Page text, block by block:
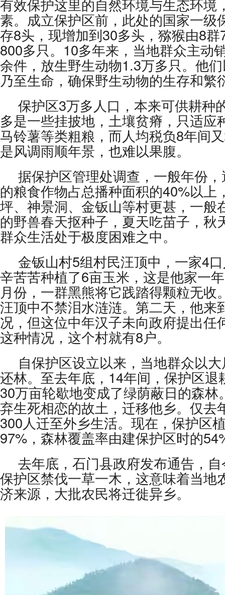
有效保护这里的自然环境与生态环境
素。成立保护区前，此处的国家一级
存8头，现增加到30多头，猕猴由8
800多只。10多年来，当地群众主动
余件，放生野生动物1.3万多只。他
乃至生命，确保野生动物的生存和繁
保护区3万多人口，本来可供耕种
多是一些挂披地，土壤贫瘠，只适应
马铃薯等类粗粮，而人均税负8年间
是风调雨顺年景，也难以果腹。
据保护区管理处调查，一般年份
的粮食作物占总播种面积的40%以上
坪、神景洞、金钣山等村更甚，一般
的野兽春天抠种子，夏天吃苗子，秋
群众生活处于极度困难之中。
金钣山村5组村民汪顶中，一家4
辛苦苦种植了6亩玉米，这是他家一
月份，一群黑熊将它践踏得颗粒无收
汪顶中不禁泪水涟涟。第二天，他来
况，但这位中年汉子未向政府提出任
这种情况，这个村就有8户。
自保护区设立以来，当地群众以
还林。至去年底，14年间，保护区退
30万亩轮歇地变成了绿荫蔽日的森林
弃生死相恋的故土，迁移他乡。仅去
300人迁至外乡生活。现在，保护区
97%，森林覆盖率由建保护区时的
去年底，石门县政府发布通告，
保护区禁伐一草一木，这意味着当地
济来源，大批农民将迁徙异乡。